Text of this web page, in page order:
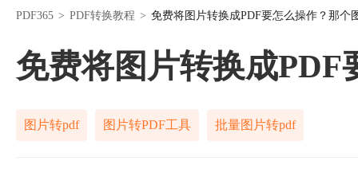
PDF365 > PDF转换教程 > 免费将图片转换成PDF要怎么操作？那个
免费将图片转换成PDF
图片转pdf 图片转PDF工具 批量图片转pdf